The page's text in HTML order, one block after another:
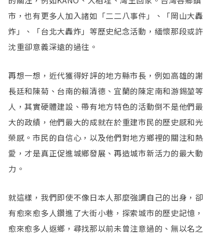
市，也有更多人加入諸如「二二八事件」、「岡山大轟
炸」、「台北大轟炸」等歷史紀念活動，緬懷那段或許
沈重卻意義深遠的過往。
再想一想，近代獲得好評的地方縣市長，例如高雄的謝
長廷和陳菊、台南的賴清德、宜蘭的陳定南和游錫堃等
人，其實硬體建設、帶有地方特色的活動倒不是他們最
大的政績，他們最大的成就在於重建市民的歷史感和光
榮感。市民的自信心，以及他們對地方鄉裡的關注和熱
愛，才是真正促進城鄉發展、再造城市新活力的最大動
力。
就這樣，我們即使不像日本人那麼強調自己的出身，卻
有愈來愈多人鑽進了大街小巷，探索城市的歷史記憶，
愈來愈多人返鄉，尋找那以前未曾注意過的、無以名之